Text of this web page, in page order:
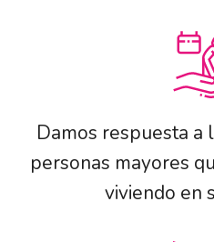
Damos respuesta a
personas mayores
viviendo en